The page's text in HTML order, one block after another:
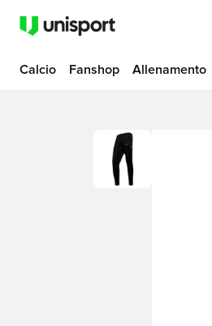
Calcio Fanshop Allenamento